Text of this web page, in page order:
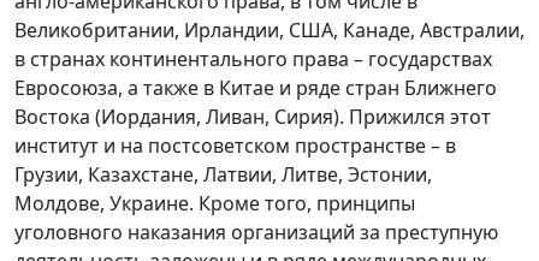
Великобритании, Ирландии, США, Канаде, Австралии,
в странах континентального права – государствах
Евросоюза, а также в Китае и ряде стран Ближнего
Востока (Иордания, Ливан, Сирия). Прижился этот
институт и на постсоветском пространстве – в
Грузии, Казахстане, Латвии, Литве, Эстонии,
Молдове, Украине. Кроме того, принципы
уголовного наказания организаций за преступную